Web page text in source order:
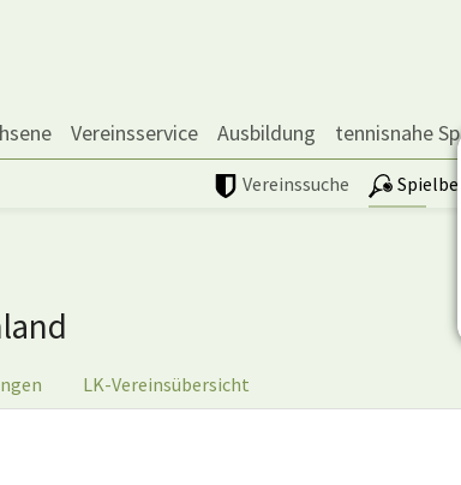
Vereinsservice Ausbildung tennisnahe
Vereinssuche
LK-Vereinsübersicht